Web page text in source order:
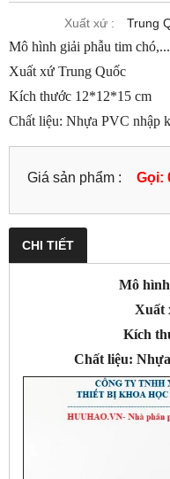
Xuất xứ : Trung
Mô hình giải phẫu tim chó,...
Xuất xứ Trung Quốc
Kích thước 12*12*15 cm
Chất liệu: Nhựa PVC nhập
Giá sản phẩm : Gọi:
CHI TIẾT
Mô
Xuất
Kích
Chất liệu: